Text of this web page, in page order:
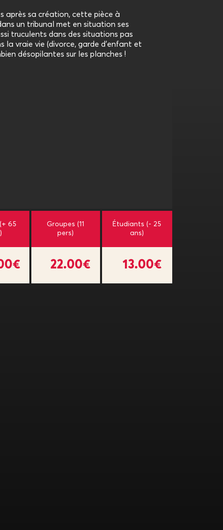
après sa création, cette pièce à
un tribunal met en situation ses
truculents dans des situations pas
la vraie vie (divorce, garde d’enfant et
désopilantes sur les planches !
65
Groupes (11
pers)
22.00€
Étudiants (- 25
ans)
13.00€